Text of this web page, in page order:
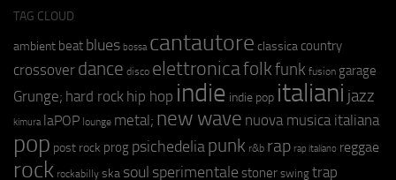
TAG CLOUD
ambient beat blues bossa cantautore classica country
crossover dance disco elettronicafolkfunk fusion garage
Grunge; hard rock hip hop indie indie pop italiani jazz
kimura laPOP lounge metal; new wave nuova musica italiana
pop post rock prog psichedeliapunk r&b rap rap italiano reggae
rock rockabilly ska soul sperimentale stoner swing trap